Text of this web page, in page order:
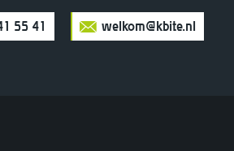
55 41 welkom@kbite.nl